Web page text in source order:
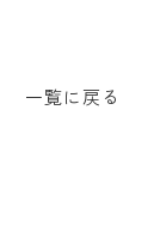
一覧に戻る